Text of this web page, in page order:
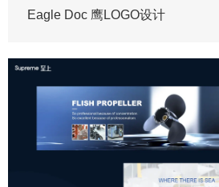
Eagle Doc 鹰LOGO设计